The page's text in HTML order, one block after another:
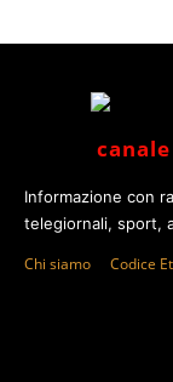
Informazione con
telegiornali, sport,
Chi siamo Codice